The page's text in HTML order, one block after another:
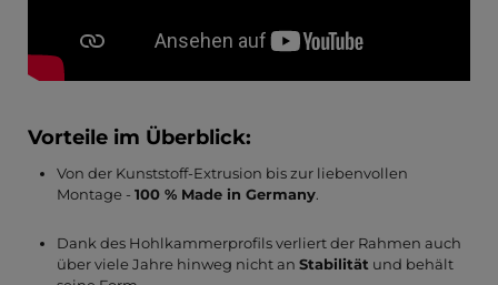
Vorteile im Überblick:
Von der Kunststoff-Extrusion bis zur liebenvollen
Montage - 100 % Made in Germany.
Dank des Hohlkammerprofils verliert der Rahmen auch
über viele Jahre hinweg nicht an Stabilitätund behält